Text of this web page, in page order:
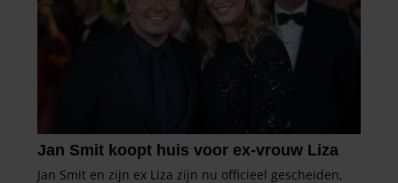
informatie over uw gebruik van onze site met onze
partners voor social media, adverteren en analyse. Deze
partners kunnen deze gegevens combineren met andere
informatie die u aan ze heeft verstrekt of die ze hebben
verzameld op basis van uw gebruik van hun services. U
gaat akkoord met onze cookies als u onze website blijft
gebruiken.